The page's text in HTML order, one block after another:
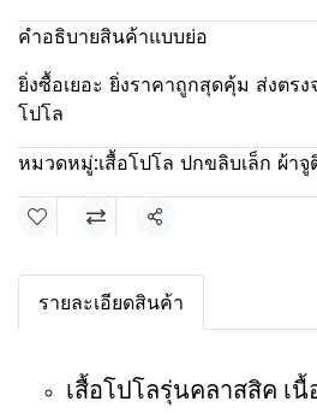
คำอธิบายสินค้าแบบย่อ
ยิ่งซื้อเยอะ ยิ่งราคาถูกสุดคุ้ม ส่งตรง
โปโล
หมวดหมู่:เสื้อโปโล ปกขลิบเล็ก ผ้าจู
แชร์
รายละเอียดสินค้า
เสื้อโปโลรุ่นคลาสสิค เ